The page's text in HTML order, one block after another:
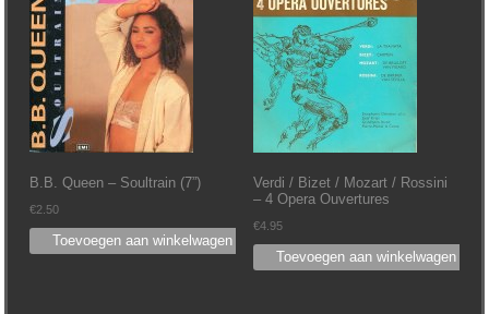
B.B. Queen ‎– Soultrain (7”)
€2.50
Toevoegen aan winkelwagen
Verdi / Bizet / Mozart / Rossini
‎– 4 Opera Ouvertures
€4.95
Toevoegen aan winkelwagen